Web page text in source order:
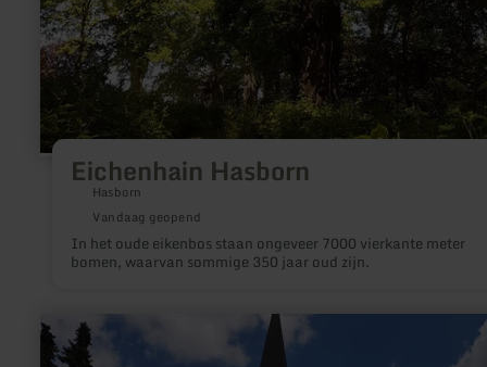
Eichenhain Hasborn
Hasborn
Vandaag geopend
In het oude eikenbos staan ongeveer 7000 vierkante meter
bomen, waarvan sommige 350 jaar oud zijn.
meer
informatie
over: